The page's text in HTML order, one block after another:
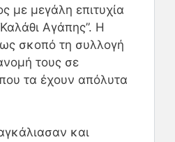
με μεγάλη επιτυχία
Αγάπης”. Η
ως σκοπό τη συλλογή
τους σε
τα έχουν απόλυτα
και